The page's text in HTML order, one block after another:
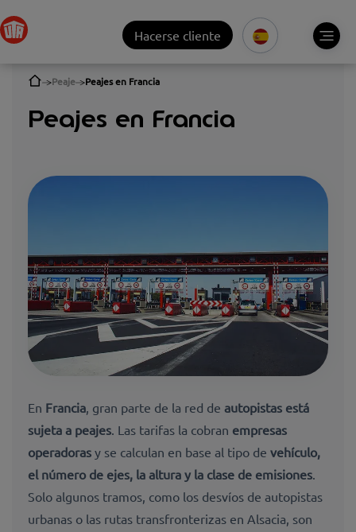
Hacerse cliente
Peaje Peajes en Francia
Peajes en Francia
En Francia, gran parte de la red de autopistas está
sujeta a peajes. Las tarifas la cobran empresas
operadoras y se calculan en base al tipo de vehículo,
el número de ejes, la altura y la clase de emisiones.
Solo algunos tramos, como los desvíos de autopistas
urbanas o las rutas transfronterizas en Alsacia, son